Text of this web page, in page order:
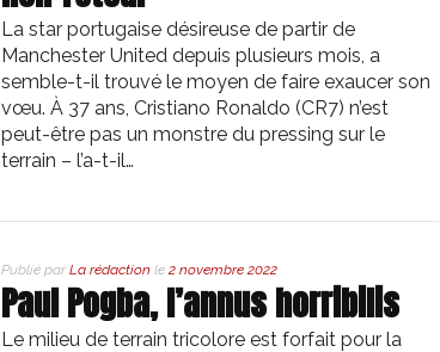
La star portugaise désireuse de partir de
Manchester United depuis plusieurs mois, a
semble-t-il trouvé le moyen de faire exaucer son
vœu. À 37 ans, Cristiano Ronaldo (CR7) n’est
peut-être pas un monstre du pressing sur le
terrain – l’a-t-il…
Publié par La rédaction le 2 novembre 2022
Paul Pogba, l’annus horribilis
Le milieu de terrain tricolore est forfait pour la